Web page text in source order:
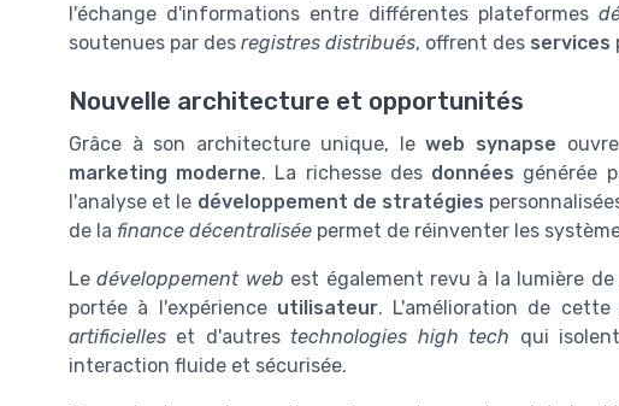
l'échange d'informations entre différentes plateformes
soutenues par des registres distribués, offrent des services
Nouvelle architecture et opportunités
Grâce à son architecture unique, leweb synapse
marketing moderne. La richesse des données générée
l'analyse et le développement de stratégies
de la finance décentralisée permet de réinventer les
Ledéveloppement web est également revu à la lumière
portée à l'expérience utilisateur. L'amélioration de
artificielles et d'autres technologies high tech qui
interaction fluide et sécurisée.